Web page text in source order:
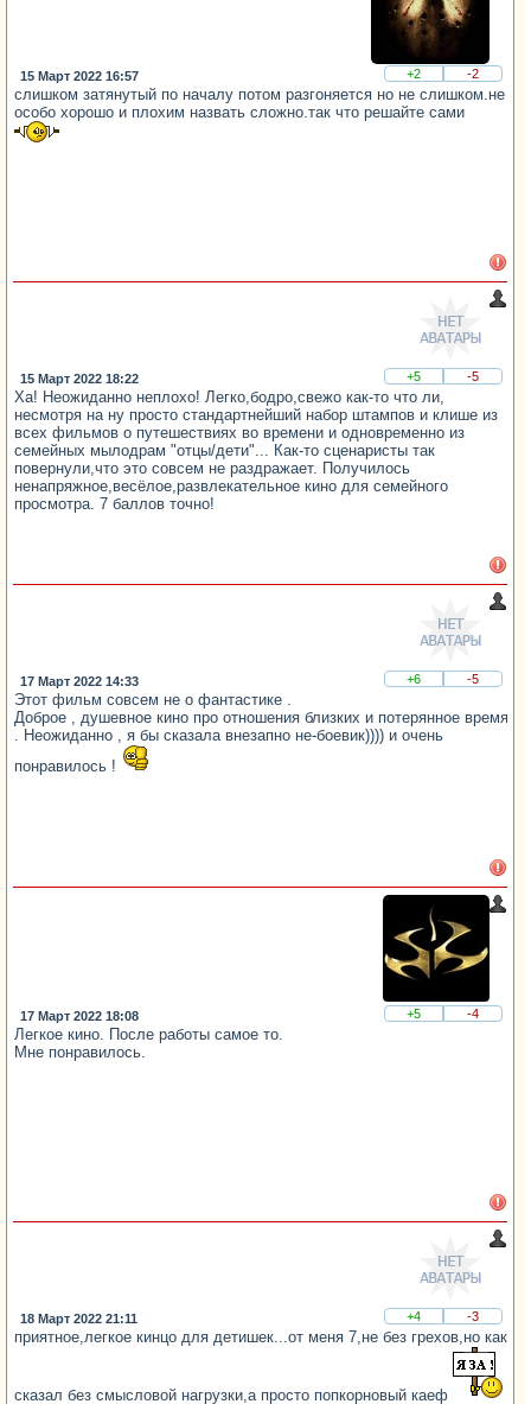
15 Март 2022 16:57 +2 -2
слишком затянутый по началу потом разгоняется но не слишком.не
особо хорошо и плохим назвать сложно.так что решайте сами
15 Март 2022 18:22 +5 -5
Ха! Неожиданно неплохо! Легко,бодро,свежо как-то что ли,
несмотря на ну просто стандартнейший набор штампов и клише из
всех фильмов о путешествиях во времени и одновременно из
семейных мылодрам "отцы/дети"... Как-то сценаристы так
повернули,что это совсем не раздражает. Получилось
ненапряжное,весёлое,развлекательное кино для семейного
просмотра. 7 баллов точно!
17 Март 2022 14:33 +6 -5
Этот фильм совсем не о фантастике .
Доброе , душевное кино про отношения близких и потерянное время
. Неожиданно , я бы сказала внезапно не-боевик)))) и очень
понравилось !
17 Март 2022 18:08 +5 -4
Легкое кино. После работы самое то.
Мне понравилось.
18 Март 2022 21:11 +4 -3
приятное,легкое кинцо для детишек...от меня 7,не без грехов,но как
сказал без смысловой нагрузки,а просто попкорновый каеф